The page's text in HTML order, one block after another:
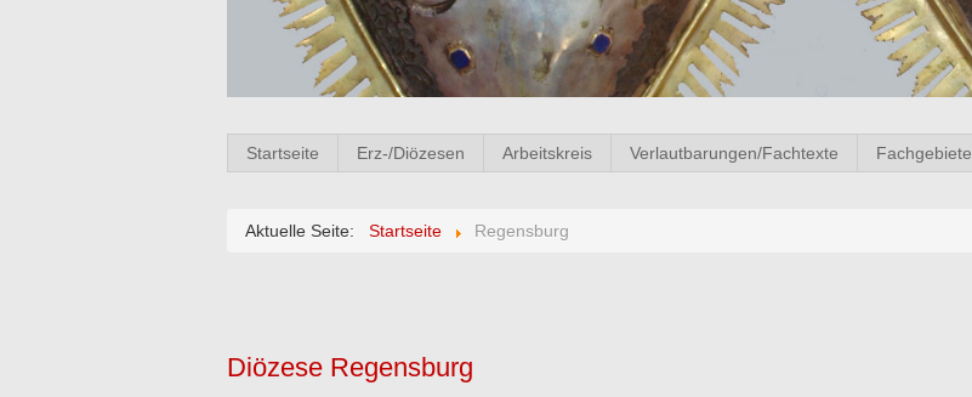
Startseite Erz-/Diözesen Arbeitskreis Verlautbarungen/Fachtexte Fachgebiete
Aktuelle Seite: Startseite Regensburg
Diözese Regensburg